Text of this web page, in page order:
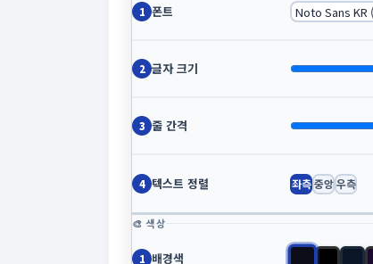
1 폰트
2 글자 크기
3 줄 간격
4 텍스트 정렬 좌측 중앙 우측
🎨 색상
1 배경색